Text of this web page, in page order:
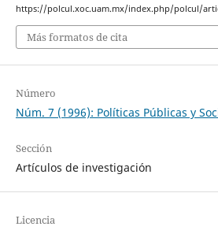
https://polcul.xoc.uam.mx/index.php/polcul/
Más formatos de cita
Número
Núm. 7 (1996): Políticas Públicas y
Sección
Artículos de investigación
Licencia